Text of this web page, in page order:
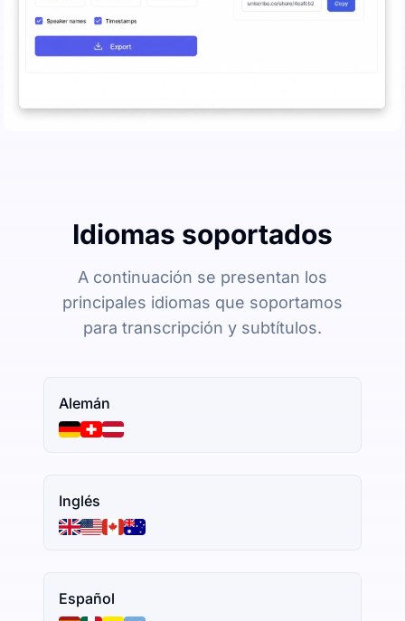
Idiomas soportados
A continuación se presentan los
principales idiomas que soportamos
para transcripción y subtítulos.
Alemán
Inglés
Español